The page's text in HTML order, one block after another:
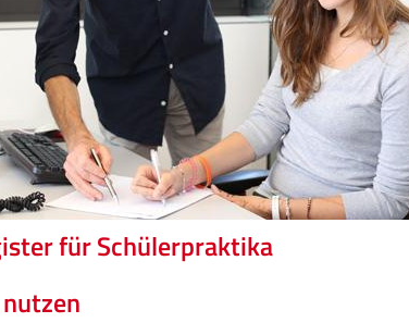
für Schülerpraktika